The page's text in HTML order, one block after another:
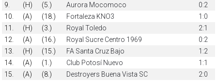
9.
(H) (5.) Aurora Mocomoco
0:2
10.
(A) (18.) Fortaleza KNO3
1:0
11.
(H) (3.) Royal Toledo
2:1
12.
(A) (16.) Royal Sucre Centro 1969
0:2
13.
(H) (15.) FA Santa Cruz Bajo
1:2
14.
(A) (1.) Club Potosí Nuevo
1:1
15.
(A) (8.) Destroyers Buena Vista SC
2:0